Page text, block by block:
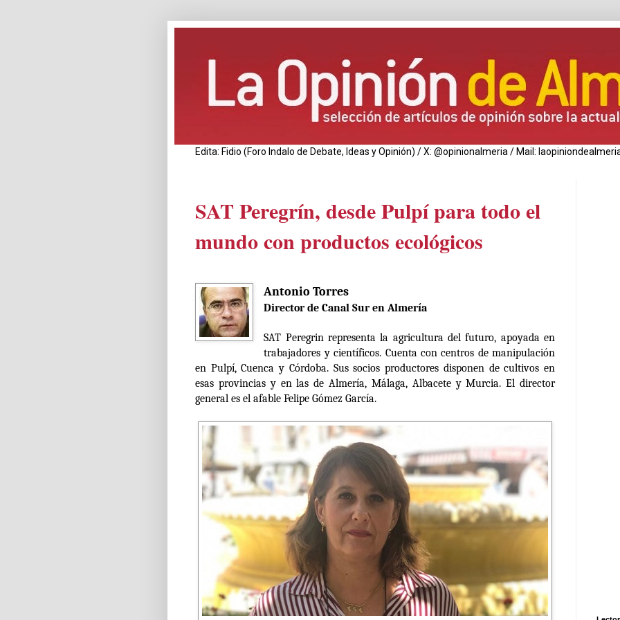
Edita: Fidio (Foro Indalo de Debate, Ideas y Opinión) / X: @opinionalmeria / Mail:
SAT Peregrín, desde Pulpí para todo el
mundo con productos ecológicos
Antonio Torres
Director de Canal Sur en Almería
SAT Peregrin representa la agricultura del futuro, apoyada en
trabajadores y científicos. Cuenta con centros de manipulación
en Pulpí, Cuenca y Córdoba. Sus socios productores disponen de cultivos en
esas provincias y en las de Almería, Málaga, Albacete y Murcia. El director
general es el afable Felipe Gómez García.